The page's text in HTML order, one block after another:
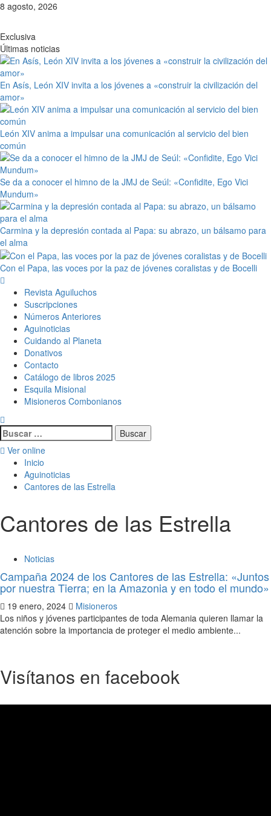
Saltar
8 agosto, 2026
Exclusiva
Últimas noticias
En Asís, León XIV invita a los jóvenes a «construir la civilización del
amor»
León XIV anima a impulsar una comunicación al servicio del bien
común
Se da a conocer el himno de la JMJ de Seúl: «Confidite, Ego Vici
Mundum»
Carmina y la depresión contada al Papa: su abrazo, un bálsamo para
el alma
Con el Papa, las voces por la paz de jóvenes coralistas y de Bocelli
principalRevista Aguiluchos
Suscripciones
Números Anteriores
Aguinoticias
Cuidando al Planeta
Donativos
Contacto
Catálogo de libros 2025
Esquila Misional
Misioneros Combonianos
Buscar:
Ver online
Inicio
Aguinoticias
Cantores de las Estrella
Cantores de las Estrella
Noticias
Campaña 2024 de los Cantores de las Estrella: «Juntos
por nuestra Tierra; en la Amazonia y en todo el mundo»
19 enero, 2024
Misioneros
Los niños y jóvenes participantes de toda Alemania quieren llamar la
atención sobre la importancia de proteger el medio ambiente...
Visítanos en facebook